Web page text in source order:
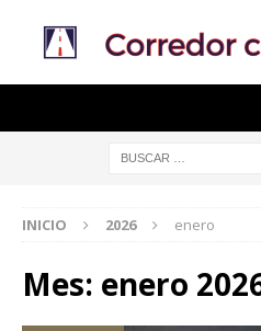
INICIO 2026 enero
Mes: enero